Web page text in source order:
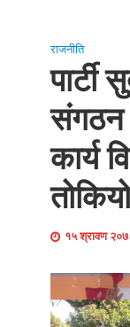
राजनीति
पार्टी
संगठन
कार्य
तोकियो
१५ श्रावण